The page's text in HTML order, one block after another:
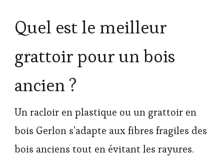
Quel est le meilleur
grattoir pour un bois
ancien ?
Un racloir en plastique ou un grattoir en
bois Gerlon s’adapte aux fibres fragiles des
bois anciens tout en évitant les rayures.